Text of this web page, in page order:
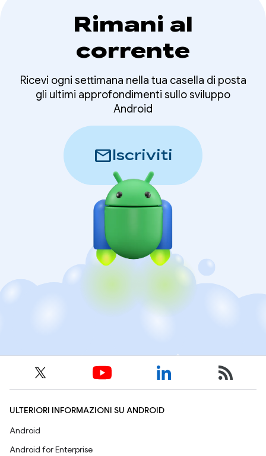
Rimani al
corrente
Ricevi ogni settimana nella tua casella di posta
gli ultimi approfondimenti sullo sviluppo
Android
mailIscriviti
ULTERIORI INFORMAZIONI SU ANDROID
Android
Android for Enterprise